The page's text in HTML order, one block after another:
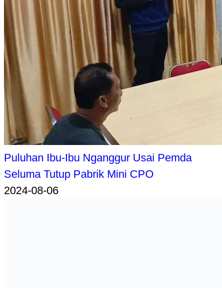
Puluhan Ibu-Ibu Nganggur Usai Pemda
Seluma Tutup Pabrik Mini CPO
2024-08-06